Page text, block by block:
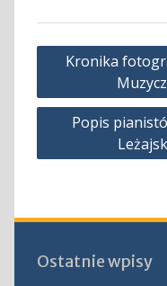
Nawigacja
Kronika
Popis
Ostatnie wpisy